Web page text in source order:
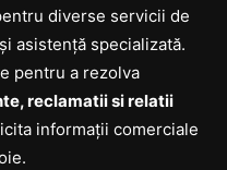
diverse servicii de
asistență specializată.
pentru a rezolva
reclamatii si relatii
informații comerciale